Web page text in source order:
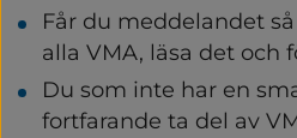
Får du meddelandet
alla VMA, läsa det och
Du som inte har en
fortfarande ta del av